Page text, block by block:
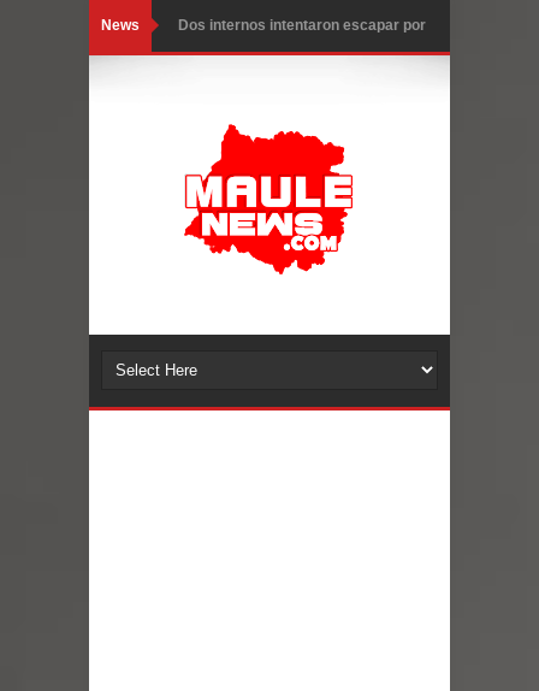
News Dos internos intentaron escapar por
Temporal obliga a cerrar
anticipadamente la Fiesta del
Chancho en Talca tras caída de
ramas cerca de carpas
Talca en el inicio de la Fiesta del